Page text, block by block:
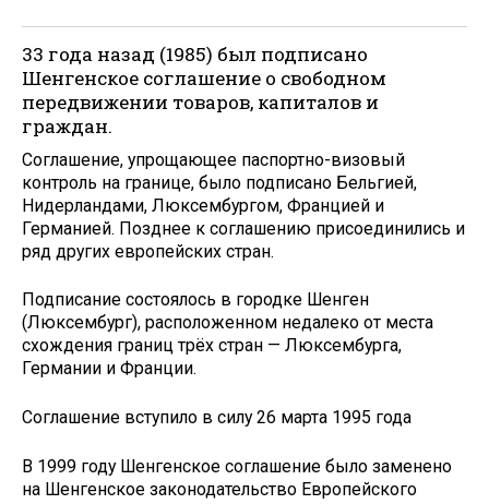
33 года назад (1985) был подписано
Шенгенское соглашение о свободном
передвижении товаров, капиталов и
граждан.
Соглашение, упрощающее паспортно-визовый
контроль на границе, было подписано Бельгией,
Нидерландами, Люксембургом, Францией и
Германией. Позднее к соглашению присоединились и
ряд других европейских стран.
Подписание состоялось в городке Шенген
(Люксембург), расположенном недалеко от места
схождения границ трёх стран — Люксембурга,
Германии и Франции.
Соглашение вступило в силу 26 марта 1995 года
В 1999 году Шенгенское соглашение было заменено
на Шенгенское законодательство Европейского